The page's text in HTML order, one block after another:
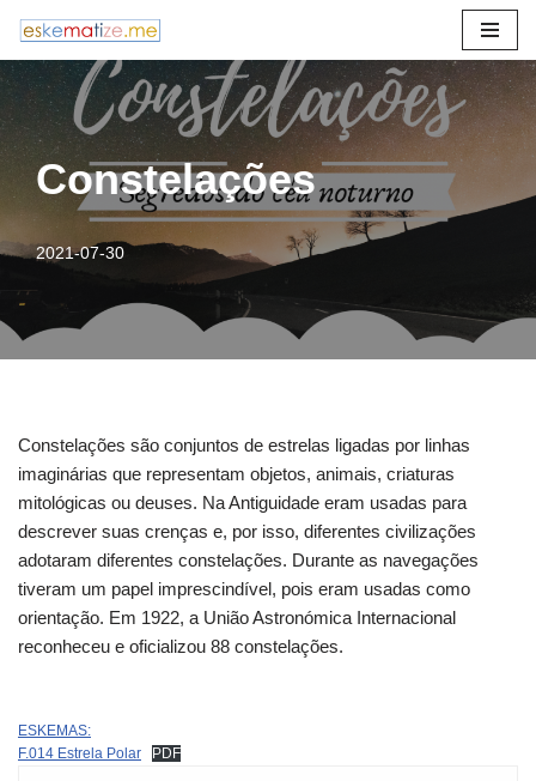
Avançar
para
conteúdo
Constelações
2021-07-30
Constelações são conjuntos de estrelas ligadas por linhas
imaginárias que representam objetos, animais, criaturas
mitológicas ou deuses. Na Antiguidade eram usadas para
descrever suas crenças e, por isso, diferentes civilizações
adotaram diferentes constelações. Durante as navegações
tiveram um papel imprescindível, pois eram usadas como
orientação. Em 1922, a União Astronómica Internacional
reconheceu e oficializou 88 constelações.
ESKEMAS:
F.014 Estrela Polar
PDF